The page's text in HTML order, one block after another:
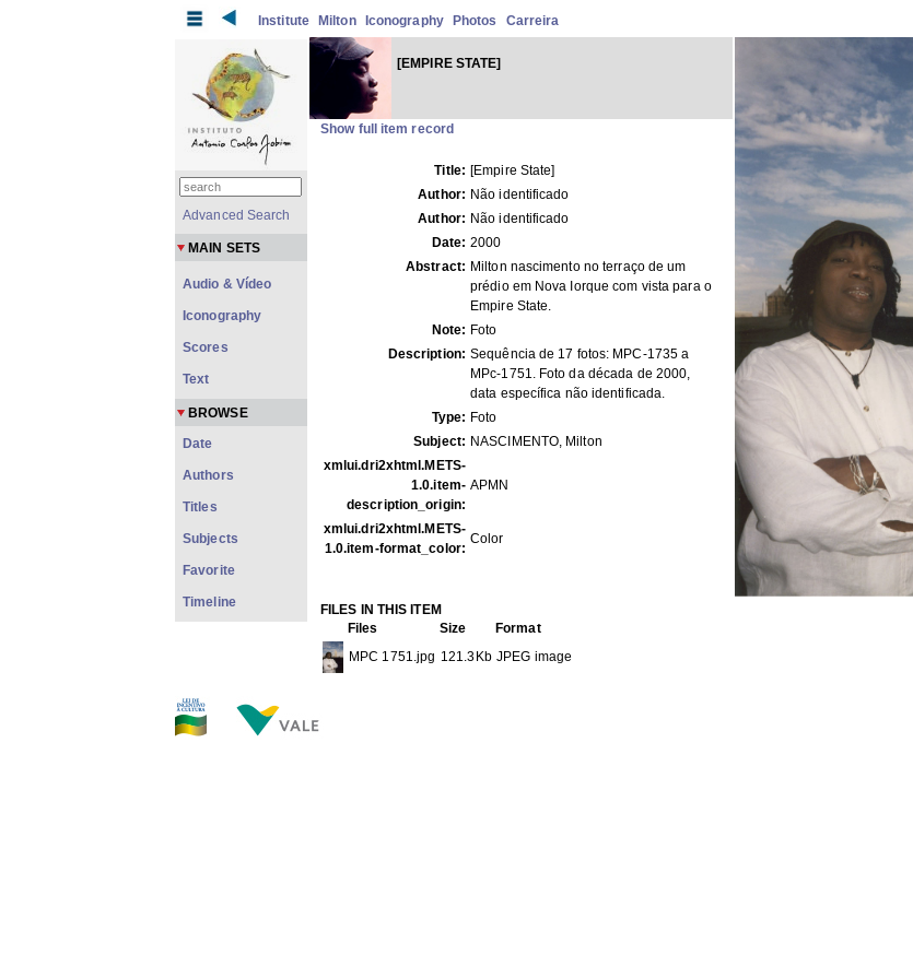
Institute Milton Iconography Photos Carreira
[EMPIRE STATE]
Show full item record
Title: [Empire State]
Author: Não identificado
Author: Não identificado
Date: 2000
Abstract: Milton nascimento no terraço de um
prédio em Nova Iorque com vista para o
Empire State.
Note: Foto
Description: Sequência de 17 fotos: MPC-1735 a
MPc-1751. Foto da década de 2000,
data específica não identificada.
Type: Foto
Subject: NASCIMENTO, Milton
xmlui.dri2xhtml.METS-
1.0.item-
description_origin:
APMN
xmlui.dri2xhtml.METS-
1.0.item-format_color:
Color
FILES IN THIS ITEM
Files
Size
Format
MPC 1751.jpg 121.3Kb JPEG image
Advanced Search
MAIN SETS
Audio & Vídeo
Iconography
Scores
Text
BROWSE
Date
Authors
Titles
Subjects
Favorite
Timeline